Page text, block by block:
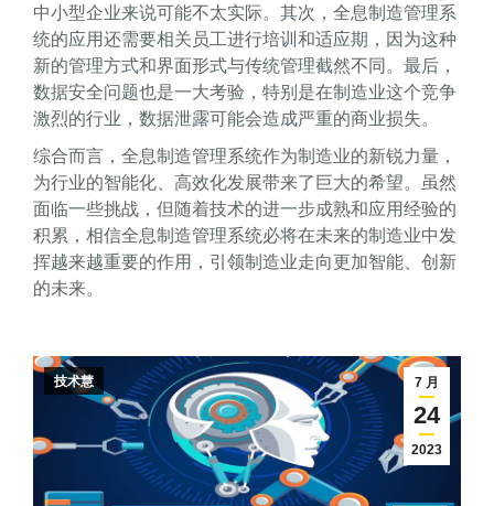
中小型企业来说可能不太实际。其次，全息制造管理系
统的应用还需要相关员工进行培训和适应期，因为这种
新的管理方式和界面形式与传统管理截然不同。最后，
数据安全问题也是一大考验，特别是在制造业这个竞争
激烈的行业，数据泄露可能会造成严重的商业损失。
综合而言，全息制造管理系统作为制造业的新锐力量，
为行业的智能化、高效化发展带来了巨大的希望。虽然
面临一些挑战，但随着技术的进一步成熟和应用经验的
积累，相信全息制造管理系统必将在未来的制造业中发
挥越来越重要的作用，引领制造业走向更加智能、创新
的未来。
7 月
24
2023
技术慧